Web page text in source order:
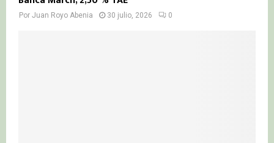
Por Juan Royo Abenia 30 julio, 2026 0